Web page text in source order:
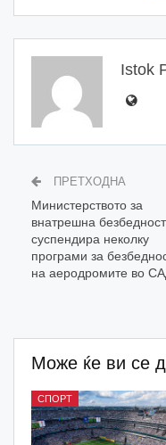
Istok
ПРЕТХОДНА
Министерството за
внатрешна безбедност
суспендира неколку
програми за
на аеродромите во
Може ќе ви се
СПОРТ